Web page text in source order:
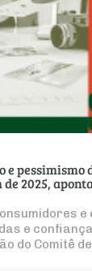
pessimismo
2025,
e
e
do Comitê